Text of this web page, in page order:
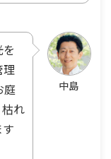
中島
庭
れ